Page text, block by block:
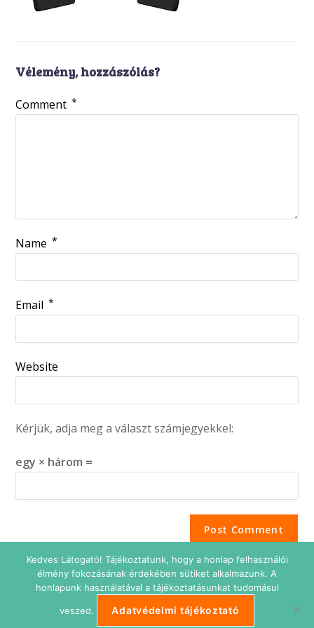
Vélemény, hozzászólás?
Comment *
Name *
Email *
Website
Kérjük, adja meg a választ számjegyekkel:
egy × három =
Adatkezelési tájékoztató Impresszum Süti beállítások
Kedves Látogató! Tájékoztatunk, hogy a honlap felhasználói
élmény fokozásának érdekében sütiket alkalmazunk. A
honlapunk használatával a tájékoztatásunkat tudomásul
veszed. Adatvédelmi tájékoztató